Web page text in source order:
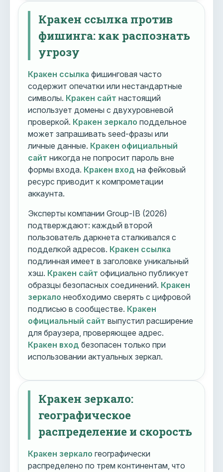
Кракен ссылка против
фишинга: как распознать
угрозу
Кракен ссылка фишинговая часто
содержит опечатки или нестандартные
символы. Кракен сайт настоящий
использует домены с двухуровневой
проверкой. Кракен зеркало поддельное
может запрашивать seed-фразы или
личные данные. Кракен официальный
сайт никогда не попросит пароль вне
формы входа. Кракен вход на фейковый
ресурс приводит к компрометации
аккаунта.
Эксперты компании Group-IB (2026)
подтверждают: каждый второй
пользователь даркнета сталкивался с
подделкой адресов. Кракен ссылка
подлинная имеет в заголовке уникальный
хэш. Кракен сайт официально публикует
образцы безопасных соединений. Кракен
зеркало необходимо сверять с цифровой
подписью в сообществе. Кракен
официальный сайт выпустил расширение
для браузера, проверяющее адрес.
Кракен вход безопасен только при
использовании актуальных зеркал.
Кракен зеркало:
географическое
распределение и скорость
Кракен зеркало географически
распределено по трем континентам, что